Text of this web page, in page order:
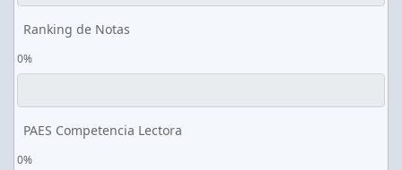
Ranking de Notas
0%
PAES Competencia Lectora
0%